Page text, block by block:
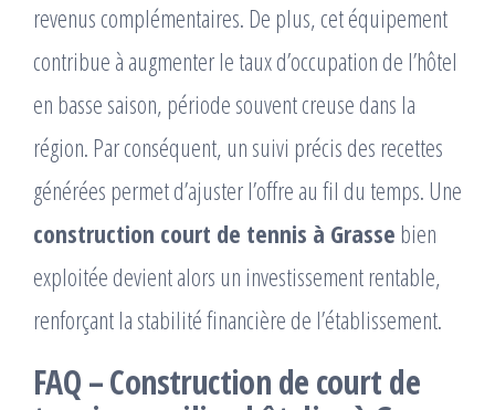
revenus complémentaires. De plus, cet équipement
contribue à augmenter le taux d’occupation de l’hôtel
en basse saison, période souvent creuse dans la
région. Par conséquent, un suivi précis des recettes
générées permet d’ajuster l’offre au fil du temps. Une
construction court de tennis à Grasse bien
exploitée devient alors un investissement rentable,
renforçant la stabilité financière de l’établissement.
FAQ – Construction de court de